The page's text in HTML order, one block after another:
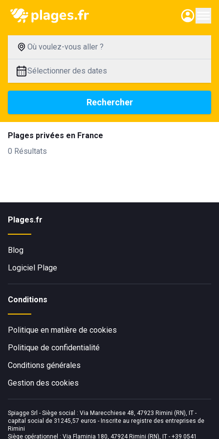
Où voulez-vous aller ?
Sélectionner des dates
Rechercher
Plages privées en France
0 Résultats
Plages.fr
Blog
Logiciel Plage
Conditions
Politique en matière de cookies
Politique de confidentialité
Conditions générales
Gestion des cookies
Spiagge Srl - Siège social : Via Marecchiese 48, 47923 Rimini (RN), IT -
capital social de 31245,57 euros - Inscrite au registre des entreprises de
Rimini
Siège opérationnel : Via Flaminia 180, 47924 Rimini (RN), IT - +39 0541